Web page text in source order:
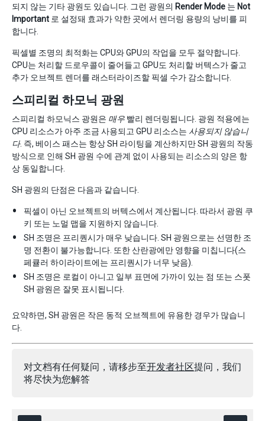
되지 않는 기타 광원도 있습니다. 그런 광원의 Render Mode 는 Not
Important 로 설정돼 효과가 약한 곳에서 렌더링 용량의 낭비를 피
합니다.
픽셀별 조명의 최적화는 CPU와 GPU의 작업을 모두 절약합니다.
CPU는 처리할 드로우콜이 줄어들고 GPU도 처리할 버텍스가 줄고
추가 오브젝트 렌더를 래스터라이즈할 픽셀 수가 감소합니다.
스피리컬 하모닉 광원
스피리컬 하모닉스 광원은 매우 빨리 렌더링됩니다. 광원 적용에는
CPU 리소스가 아주 조금 사용되고 GPU 리소스는 사용되지 않습니
다. 즉, 베이스 패스는 항상 SH 라이팅을 계산하지만 SH 광원의 작동
방식으로 인해 SH 광원 수에 관계 없이 사용되는 리소스의 양은 항
상 동일합니다.
SH 광원의 단점은 다음과 같습니다.
픽셀이 아닌 오브젝트의 버텍스에서 계산됩니다. 따라서 광원 쿠
키 또는 노멀 맵을 지원하지 않습니다.
SH 조명은 프리퀀시가 매우 낮습니다. SH 광원으로는 선명한 조
명 전환이 불가능합니다. 또한 산란광에만 영향을 미칩니다(스
페큘러 하이라이트에는 프리퀀시가 너무 낮음).
SH 조명은 로컬이 아니고 일부 표면에 가까이 있는 점 또는 스폿
SH 광원은 잘못 표시됩니다.
요약하면, SH 광원은 작은 동적 오브젝트에 유용한 경우가 많습니
다.
对文档有任何疑问，请移步至开发者社区提问，我们
将尽快为您解答